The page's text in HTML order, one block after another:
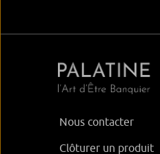
Nous contacter
Clôturer un produit